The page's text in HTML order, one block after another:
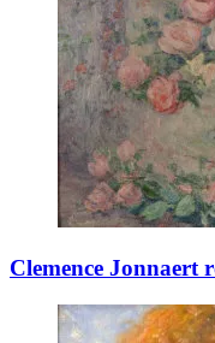
Clemence Jonnaert